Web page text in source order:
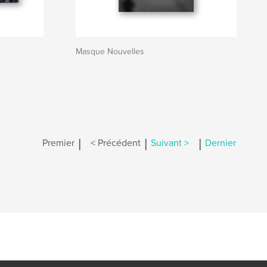
Masque Nouvelles
Premier | < Précédent | Suivant > | Dernier